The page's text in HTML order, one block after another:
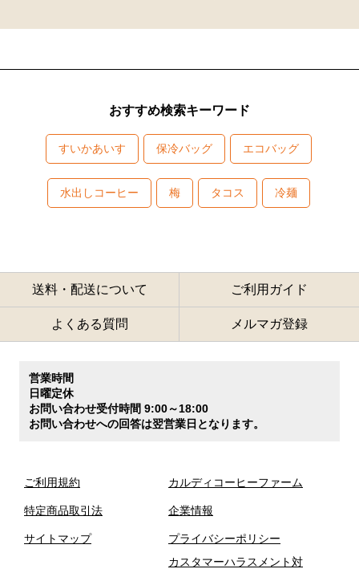
おすすめ検索キーワード
すいかあいす 保冷バッグ エコバッグ
水出しコーヒー 梅 タコス 冷麺
送料・配送について ご利用ガイド
よくある質問 メルマガ登録
営業時間
日曜定休
お問い合わせ受付時間 9:00～18:00
お問い合わせへの回答は翌営業日となります。
ご利用規約
特定商品取引法
サイトマップ
カルディコーヒーファーム
企業情報
プライバシーポリシー
カスタマーハラスメント対